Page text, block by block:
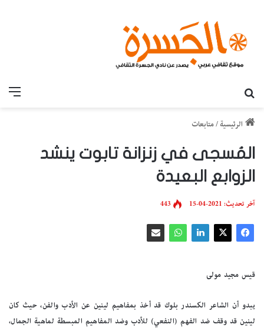
الرئيسية /متابعات
المُسجى في زنزانة تابوت ينشد
الزوابع البعيدة
آخر تحديث: 2021-04-15 443
قيس مجيد مولى
يبدو أن الشاعر الكسندر بلوك قد أخذ بمفاهيم لينين عن الأدب والفن، حيث كان
لينين قد وقف ضد الفهم (النفعي) للأدب وضد المفاهيم المبسطة لماهية الجمال،